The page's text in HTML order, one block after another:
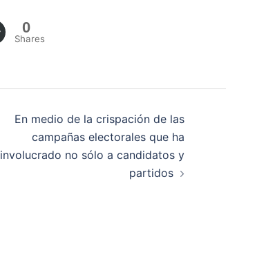
0
Shares
En medio de la crispación de las
campañas electorales que ha
involucrado no sólo a candidatos y
partidos